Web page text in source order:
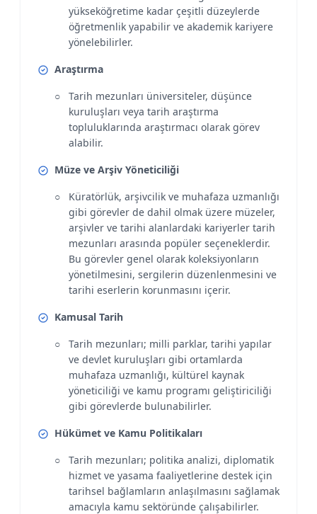
yükseköğretime kadar çeşitli düzeylerde
öğretmenlik yapabilir ve akademik kariyere
yönelebilirler.
Araştırma
Tarih mezunları üniversiteler, düşünce
kuruluşları veya tarih araştırma
topluluklarında araştırmacı olarak görev
alabilir.
Müze ve Arşiv Yöneticiliği
Küratörlük, arşivcilik ve muhafaza uzmanlığı
gibi görevler de dahil olmak üzere müzeler,
arşivler ve tarihi alanlardaki kariyerler tarih
mezunları arasında popüler seçeneklerdir.
Bu görevler genel olarak koleksiyonların
yönetilmesini, sergilerin düzenlenmesini ve
tarihi eserlerin korunmasını içerir.
Kamusal Tarih
Tarih mezunları; milli parklar, tarihi yapılar
ve devlet kuruluşları gibi ortamlarda
muhafaza uzmanlığı, kültürel kaynak
yöneticiliği ve kamu programı geliştiriciliği
gibi görevlerde bulunabilirler.
Hükümet ve Kamu Politikaları
Tarih mezunları; politika analizi, diplomatik
hizmet ve yasama faaliyetlerine destek için
tarihsel bağlamların anlaşılmasını sağlamak
amacıyla kamu sektöründe çalışabilirler.